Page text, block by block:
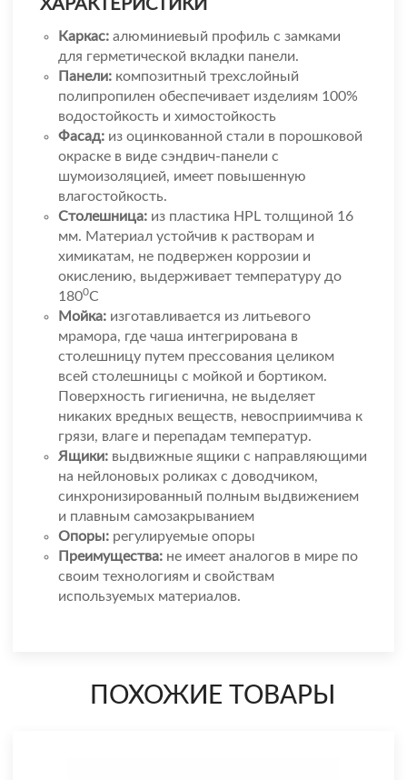
ХАРАКТЕРИСТИКИ
Каркас: алюминиевый профиль с замками
для герметической вкладки панели.
Панели: композитный трехслойный
полипропилен обеспечивает изделиям 100%
водостойкость и химостойкость
Фасад: из оцинкованной стали в порошковой
окраске в виде сэндвич-панели с
шумоизоляцией, имеет повышенную
влагостойкость.
Столешница: из пластика HPL толщиной 16
мм. Материал устойчив к растворам и
химикатам, не подвержен коррозии и
окислению, выдерживает температуру до
1800С
Мойка: изготавливается из литьевого
мрамора, где чаша интегрирована в
столешницу путем прессования целиком
всей столешницы с мойкой и бортиком.
Поверхность гигиенична, не выделяет
никаких вредных веществ, невосприимчива к
грязи, влаге и перепадам температур.
Ящики: выдвижные ящики с направляющими
на нейлоновых роликах с доводчиком,
синхронизированный полным выдвижением
и плавным самозакрыванием
Опоры: регулируемые опоры
Преимущества: не имеет аналогов в мире по
своим технологиям и свойствам
используемых материалов.
ПОХОЖИЕ ТОВАРЫ